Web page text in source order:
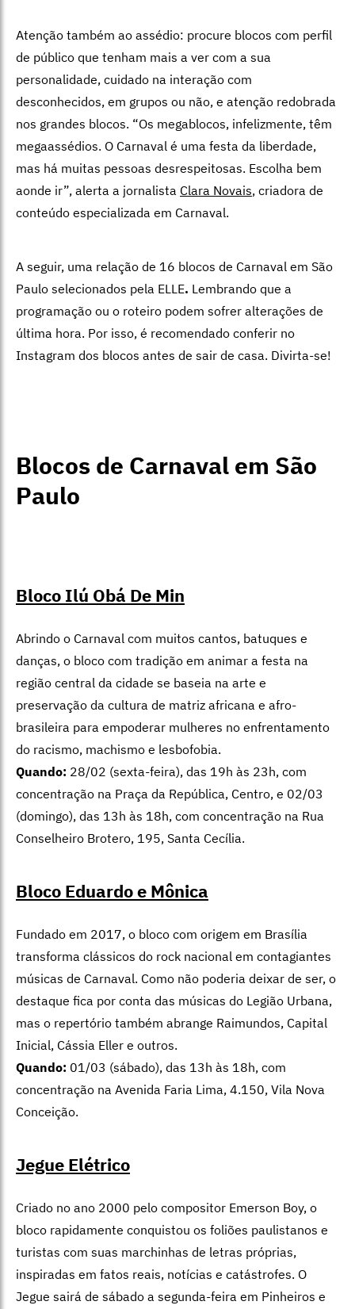
Atenção também ao assédio: procure blocos com perfil
de público que tenham mais a ver com a sua
personalidade, cuidado na interação com
desconhecidos, em grupos ou não, e atenção redobrada
nos grandes blocos. “Os megablocos, infelizmente, têm
megaassédios. O Carnaval é uma festa da liberdade,
mas há muitas pessoas desrespeitosas. Escolha bem
aonde ir”, alerta a jornalista Clara Novais, criadora de
conteúdo especializada em Carnaval.
A seguir, uma relação de 16 blocos de Carnaval em São
Paulo selecionados pela ELLE. Lembrando que a
programação ou o roteiro podem sofrer alterações de
última hora. Por isso, é recomendado conferir no
Instagram dos blocos antes de sair de casa. Divirta-se!
Blocos de Carnaval em São
Paulo
Bloco Ilú Obá De Min
Abrindo o Carnaval com muitos cantos, batuques e
danças, o bloco com tradição em animar a festa na
região central da cidade se baseia na arte e
preservação da cultura de matriz africana e afro-
brasileira para empoderar mulheres no enfrentamento
do racismo, machismo e lesbofobia.
Quando: 28/02 (sexta-feira), das 19h às 23h, com
concentração na Praça da República, Centro, e 02/03
(domingo), das 13h às 18h, com concentração na Rua
Conselheiro Brotero, 195, Santa Cecília.
Bloco Eduardo e Mônica
Fundado em 2017, o bloco com origem em Brasília
transforma clássicos do rock nacional em contagiantes
músicas de Carnaval. Como não poderia deixar de ser, o
destaque fica por conta das músicas do Legião Urbana,
mas o repertório também abrange Raimundos, Capital
Inicial, Cássia Eller e outros.
Quando: 01/03 (sábado), das 13h às 18h, com
concentração na Avenida Faria Lima, 4.150, Vila Nova
Conceição.
Jegue Elétrico
Criado no ano 2000 pelo compositor Emerson Boy, o
bloco rapidamente conquistou os foliões paulistanos e
turistas com suas marchinhas de letras próprias,
inspiradas em fatos reais, notícias e catástrofes. O
Jegue sairá de sábado a segunda-feira em Pinheiros e